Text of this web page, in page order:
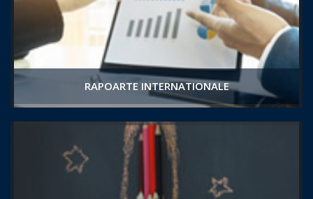
RAPOARTE INTERNATIONALE